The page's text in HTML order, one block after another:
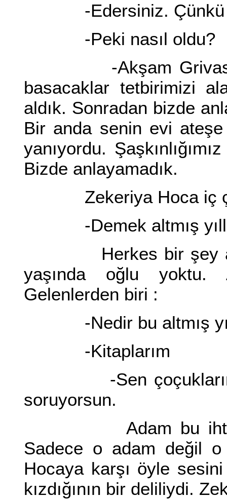
-Edersiniz. Çünkü
-Peki nasıl oldu?
-Akşam Grivas
basacaklar tetbirimizi
aldık. Sonradan bizde
Bir anda senin evi
yanıyordu.
Bizde anlayamadık.
Zekeriya Hoca iç
-Demek altmış
Herkes bir şey
yaşında oğlu yoktu.
Gelenlerden biri :
-Nedir bu altmış
-Kitaplarım
-Sen çoçuklarını
soruyorsun.
Adam bu ihtiyara
Sadece o adam değil
Hocaya karşı öyle
kızdığının bir deliliydi.